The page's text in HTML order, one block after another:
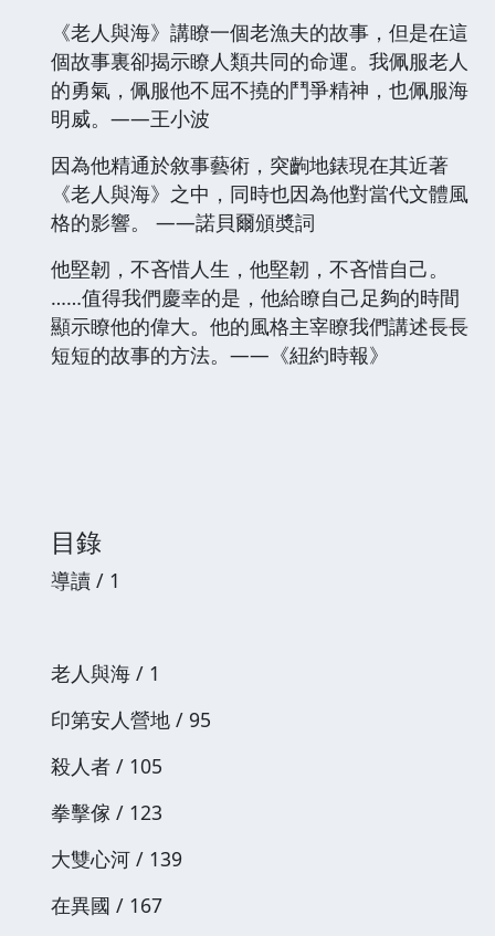
《老人與海》講瞭一個老漁夫的故事，但是在這
個故事裏卻揭示瞭人類共同的命運。我佩服老人
的勇氣，佩服他不屈不撓的鬥爭精神，也佩服海
明威。——王小波
因為他精通於敘事藝術，突齣地錶現在其近著
《老人與海》之中，同時也因為他對當代文體風
格的影響。 ——諾貝爾頒奬詞
他堅韌，不吝惜人生，他堅韌，不吝惜自己。
……值得我們慶幸的是，他給瞭自己足夠的時間
顯示瞭他的偉大。他的風格主宰瞭我們講述長長
短短的故事的方法。——《紐約時報》
目錄
導讀 / 1
老人與海 / 1
印第安人營地 / 95
殺人者 / 105
拳擊傢 / 123
大雙心河 / 139
在異國 / 167